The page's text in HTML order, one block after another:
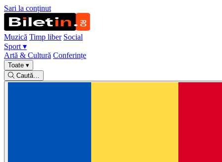
Sari la conținut
Muzică Timp liber Social
Sport ▾
Artă & Cultură Conferințe
Toate ▾
Caută…